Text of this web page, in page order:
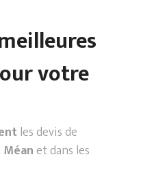
votre
les devis de
Méanet dans les